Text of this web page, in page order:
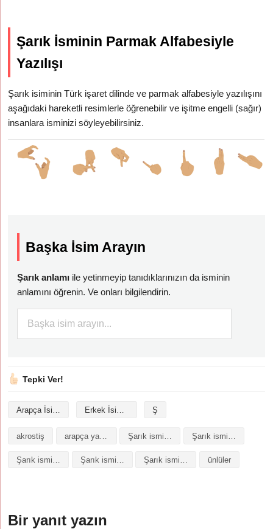
Şarık İsminin Parmak Alfabesiyle
Yazılışı
Şarık isiminin Türk işaret dilinde ve parmak alfabesiyle yazılışını
aşağıdaki hareketli resimlerle öğrenebilir ve işitme engelli (sağır)
insanlara isminizi söyleyebilirsiniz.
Başka İsim Arayın
Şarık anlamı ile yetinmeyip tanıdıklarınızın da isminin
anlamını öğrenin. Ve onları bilgilendirin.
Tepki Ver!
Arapça İsimler Erkek İsimleri Ş
akrostiş arapça yazılışı
Şarık isminin baş harfleriyle şiir Şarık isminin kökeni Şarık isminin numerolojisi ünlüler
Bir yanıt yazın